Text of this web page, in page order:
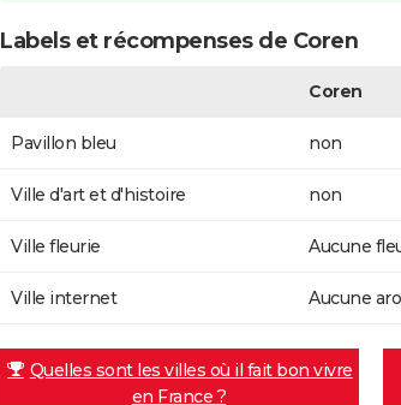
Labels et récompenses de Coren
Coren
Pavillon bleu non
Ville d'art et d'histoire non
Ville fleurie Aucune
Ville internet Aucune
Quelles sont les villes où il fait bon vivre
en France ?